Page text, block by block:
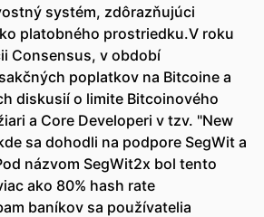
systém, zdôrazňujúci
platobného prostriedku.V roku
Consensus, v období
poplatkov na Bitcoine a
diskusií o limite Bitcoinového
a Core Developeri v tzv. "New
sa dohodli na podpore SegWit a
názvom SegWit2x bol tento
ako 80% hash rate
baníkov sa používatelia